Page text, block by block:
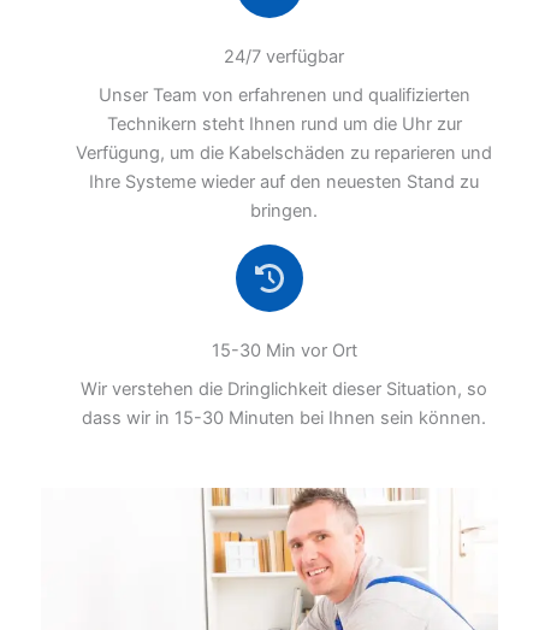
24/7 verfügbar
Unser Team von erfahrenen und qualifizierten
Technikern steht Ihnen rund um die Uhr zur
Verfügung, um die Kabelschäden zu reparieren und
Ihre Systeme wieder auf den neuesten Stand zu
bringen.
15-30 Min vor Ort
Wir verstehen die Dringlichkeit dieser Situation, so
dass wir in 15-30 Minuten bei Ihnen sein können.